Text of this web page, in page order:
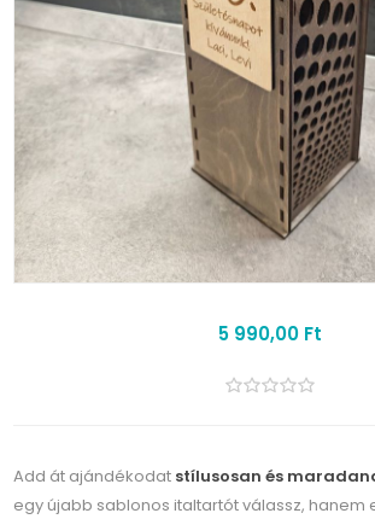
5 990,00 Ft
Add át ajándékodat stílusosan és
egy újabb sablonos italtartót válassz, hanem